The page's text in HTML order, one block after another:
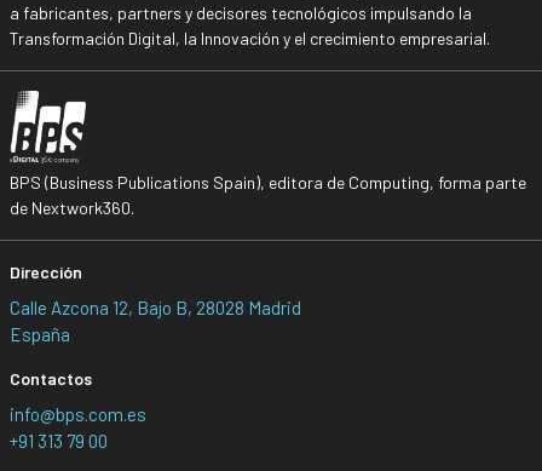
a fabricantes, partners y decisores tecnológicos impulsando la
Transformación Digital, la Innovación y el crecimiento empresarial.
BPS (Business Publications Spain), editora de Computing, forma parte
de Nextwork360.
Dirección
Calle Azcona 12, Bajo B, 28028 Madrid
España
Contactos
info@bps.com.es
+91 313 79 00